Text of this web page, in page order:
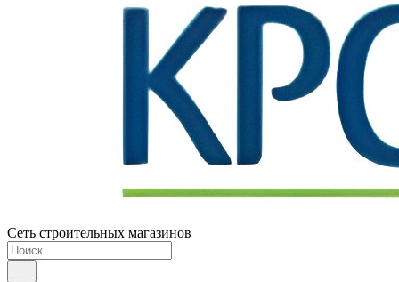
Сеть строительных магазинов